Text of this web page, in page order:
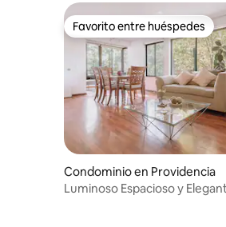
Favorito entre huéspedes
Favorito entre huéspedes
Condominio en Providencia
Luminoso Espacioso y